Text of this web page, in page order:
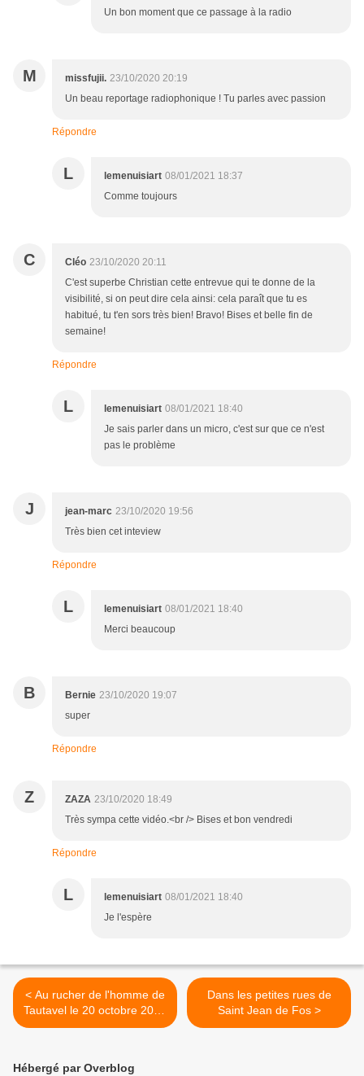
Un bon moment que ce passage à la radio
M missfujii. 23/10/2020 20:19
Un beau reportage radiophonique ! Tu parles avec passion
Répondre
L lemenuisiart 08/01/2021 18:37
Comme toujours
C Cléo 23/10/2020 20:11
C'est superbe Christian cette entrevue qui te donne de la
visibilité, si on peut dire cela ainsi: cela paraît que tu es
habitué, tu t'en sors très bien! Bravo! Bises et belle fin de
semaine!
Répondre
L lemenuisiart 08/01/2021 18:40
Je sais parler dans un micro, c'est sur que ce n'est
pas le problème
J jean-marc 23/10/2020 19:56
Très bien cet inteview
Répondre
L lemenuisiart 08/01/2021 18:40
Merci beaucoup
B Bernie 23/10/2020 19:07
super
Répondre
Z ZAZA 23/10/2020 18:49
Très sympa cette vidéo.<br /> Bises et bon vendredi
Répondre
L lemenuisiart 08/01/2021 18:40
Je l'espère
< Au rucher de l'homme de
Tautavel le 20 octobre 2020
avec 65 photos et 6 vidéos
Dans les petites rues de
Saint Jean de Fos >
Hébergé par Overblog